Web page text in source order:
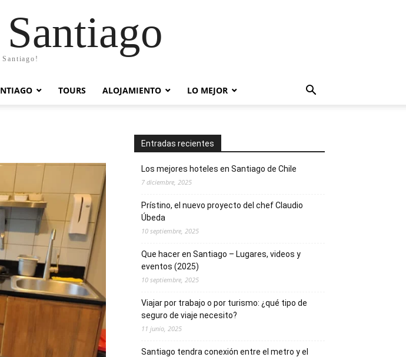
TOURS ALOJAMIENTO LO MEJOR
Entradas recientes
Los mejores hoteles en Santiago de Chile
7 diciembre, 2025
Prístino, el nuevo proyecto del chef Claudio
Úbeda
10 septiembre, 2025
Que hacer en Santiago – Lugares, videos y
eventos (2025)
10 septiembre, 2025
Viajar por trabajo o por turismo: ¿qué tipo de
seguro de viaje necesito?
11 junio, 2025
Santiago tendra conexión entre el metro y el